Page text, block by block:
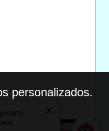
personalizados.